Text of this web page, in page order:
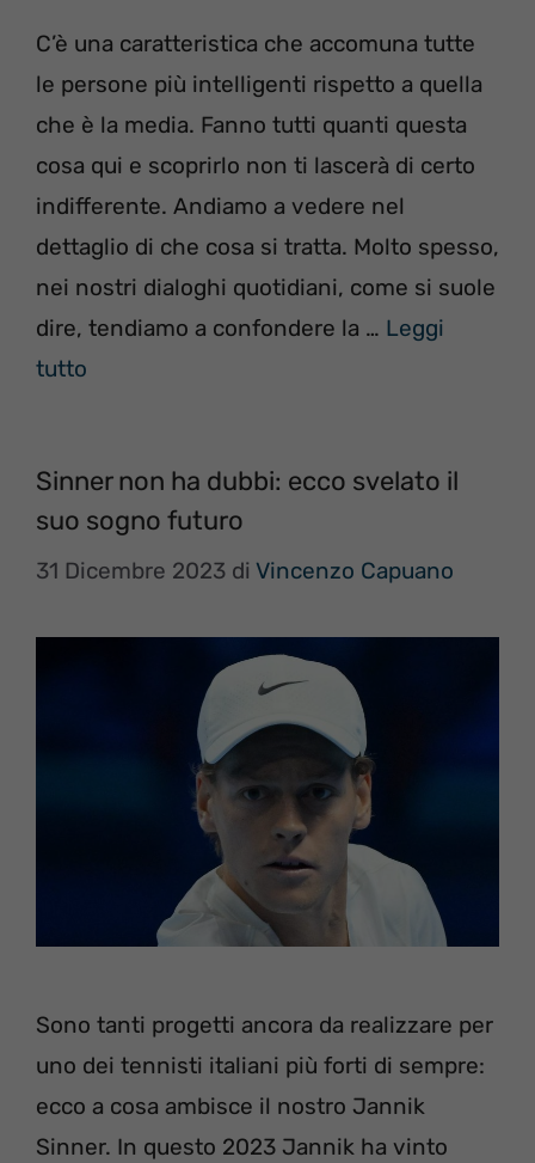
C’è una caratteristica che accomuna tutte
le persone più intelligenti rispetto a quella
che è la media. Fanno tutti quanti questa
cosa qui e scoprirlo non ti lascerà di certo
indifferente. Andiamo a vedere nel
dettaglio di che cosa si tratta. Molto spesso,
nei nostri dialoghi quotidiani, come si suole
dire, tendiamo a confondere la … Leggi
tutto
Sinner non ha dubbi: ecco svelato il
suo sogno futuro
31 Dicembre 2023 di Vincenzo Capuano
Sono tanti progetti ancora da realizzare per
uno dei tennisti italiani più forti di sempre:
ecco a cosa ambisce il nostro Jannik
Sinner. In questo 2023 Jannik ha vinto